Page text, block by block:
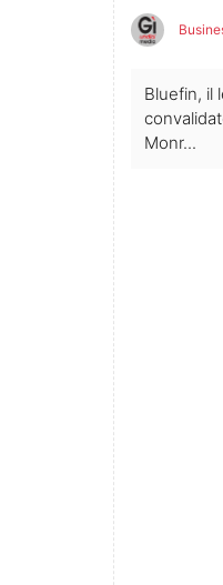
Bluefin, il
Monr...